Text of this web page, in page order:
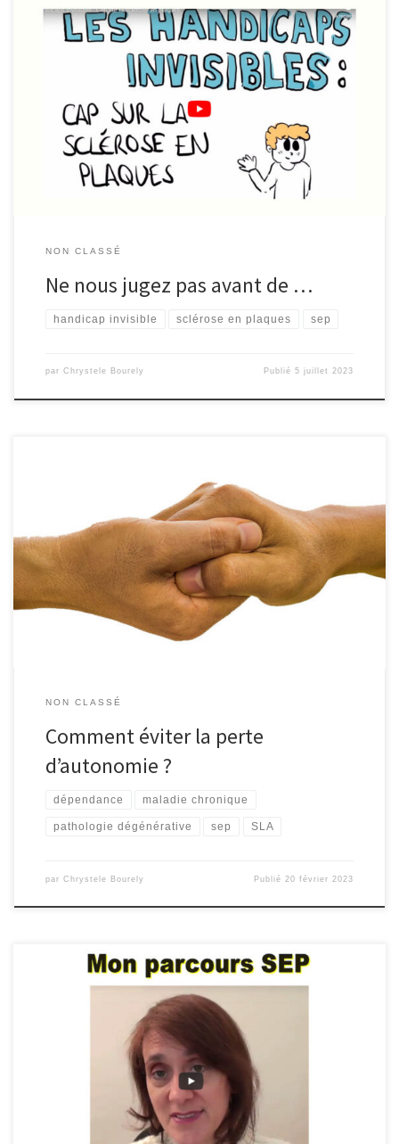
T’as bu ou quoi ? Méfiez-vous des apparences Les personnes
atteintes de sclérose en plaques reçoivent souvent / parfois des
commentaires de type « tu es ivre » .. soit parce qu’elles
présentent une démarche ébrieuse soit parce que leur élocution
est un peu mise à mal par la maladie […]
NON CLASSÉ
Ne nous jugez pas avant de …
handicap invisible sclérose en plaques sep
par Chrystele Bourely Publié5 juillet 2023
Perdre son autonomie et finir par devenir dépendant(e) d’autres
personnes n’est pas simple et jamais voulue. Une vie de
personne valide Lorsque tout va bien, on connaît la dépendance
que lors de notre enfance : dépendant de nos parents ou bien
d’une personne désignée comme étant notre parent […]
NON CLASSÉ
Comment éviter la perte
d’autonomie ?
dépendance maladie chronique
pathologie dégénérative sep SLA
par Chrystele Bourely Publié 20 février 2023
Si vous vous trouvez dans la situation suivante, restez bien
attentif à ce qui suit … La SEP : est-ce, ce que vous vivez ? Vous
venez de recevoir le « terrible » diagnostic de sclérose en plaques
? Et vous vous posez des tas de questions ! Mais la […]